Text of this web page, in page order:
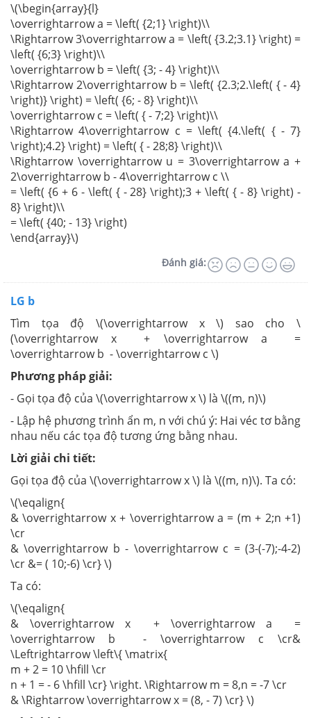
\(\begin{array}{l}
\overrightarrow a = \left( {2;1} \right)\\
\Rightarrow 3\overrightarrow a = \left( {3.2;3.1} \right) =
\left( {6;3} \right)\\
\overrightarrow b = \left( {3; - 4} \right)\\
\Rightarrow 2\overrightarrow b = \left( {2.3;2.\left( { - 4}
\right)} \right) = \left( {6; - 8} \right)\\
\overrightarrow c = \left( { - 7;2} \right)\\
\Rightarrow 4\overrightarrow c = \left( {4.\left( { - 7}
\right);4.2} \right) = \left( { - 28;8} \right)\\
\Rightarrow \overrightarrow u = 3\overrightarrow a +
2\overrightarrow b - 4\overrightarrow c \\
= \left( {6 + 6 - \left( { - 28} \right);3 + \left( { - 8} \right) -
8} \right)\\
= \left( {40; - 13} \right)
\end{array}\)
Đánh giá:
LG b
Tìm tọa độ \(\overrightarrow x \) sao cho \
(\overrightarrow x + \overrightarrow a =
\overrightarrow b - \overrightarrow c \)
Phương pháp giải:
- Gọi tọa độ của \(\overrightarrow x \) là \((m, n)\)
- Lập hệ phương trình ẩn m, n với chú ý: Hai véc tơ bằng
nhau nếu các tọa độ tương ứng bằng nhau.
Lời giải chi tiết:
Gọi tọa độ của \(\overrightarrow x \) là \((m, n)\). Ta có:
\(\eqalign{
& \overrightarrow x + \overrightarrow a = (m + 2;n +1)
\cr
& \overrightarrow b - \overrightarrow c = (3-(-7);-4-2)
\cr &= ( 10;-6) \cr} \)
Ta có:
\(\eqalign{
& \overrightarrow x + \overrightarrow a =
\overrightarrow b - \overrightarrow c \cr&
\Leftrightarrow \left\{ \matrix{
m + 2 = 10 \hfill \cr
n + 1 = - 6 \hfill \cr} \right. \Rightarrow m = 8,n = -7 \cr
& \Rightarrow \overrightarrow x = (8, - 7) \cr} \)